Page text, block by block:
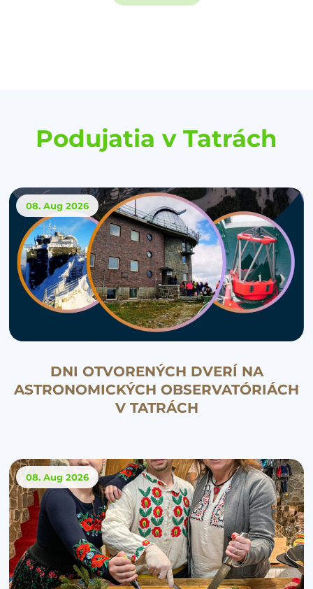
Podujatia v Tatrách
08. Aug 2026
DNI OTVORENÝCH DVERÍ NA
ASTRONOMICKÝCH OBSERVATÓRIÁCH
V TATRÁCH
08. Aug 2026